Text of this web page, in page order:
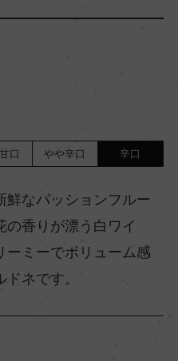
口 やや辛口 辛口
鮮なパッションフルー
の香りが漂う白ワイ
ーミーでボリューム感
ネです。